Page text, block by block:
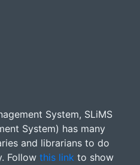
System, SLiMS
System) has many
and librarians to do
Follow this link to show